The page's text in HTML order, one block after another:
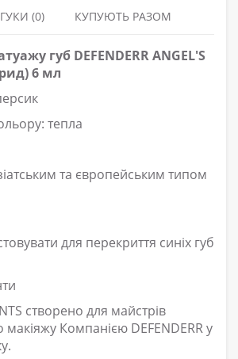
(0) КУПУЮТЬ РАЗОМ
губ DEFENDERR ANGEL'S
6 мл
тепла
та європейським типом
для перекриття синіх губ
створено для майстрів
Компанією DEFENDERR у